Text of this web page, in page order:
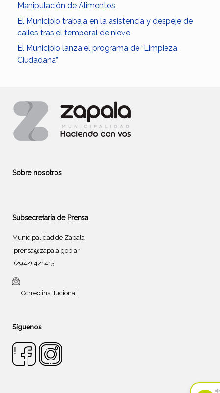
Manipulación de Alimentos
El Municipio trabaja en la asistencia y despeje de
calles tras el temporal de nieve
El Municipio lanza el programa de “Limpieza
Ciudadana”
Sobre nosotros
Subsecretaría de Prensa
Municipalidad de Zapala
prensa@zapala.gob.ar
(2942) 421413
Correo institucional
Síguenos